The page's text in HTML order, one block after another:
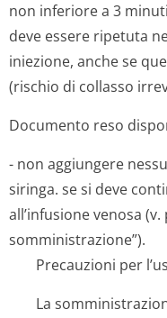
non inferiore a 3
deve essere ripetuta
iniezione, anche se
(rischio di collasso
Documento reso
- non aggiungere
siringa. se si deve
all’infusione venosa
somministrazione”).
Precauzioni per
La